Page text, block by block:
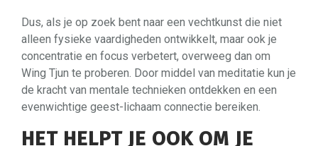
Dus, als je op zoek bent naar een vechtkunst die niet
alleen fysieke vaardigheden ontwikkelt, maar ook je
concentratie en focus verbetert, overweeg dan om
Wing Tjun te proberen. Door middel van meditatie kun je
de kracht van mentale technieken ontdekken en een
evenwichtige geest-lichaam connectie bereiken.
HET HELPT JE OOK OM JE